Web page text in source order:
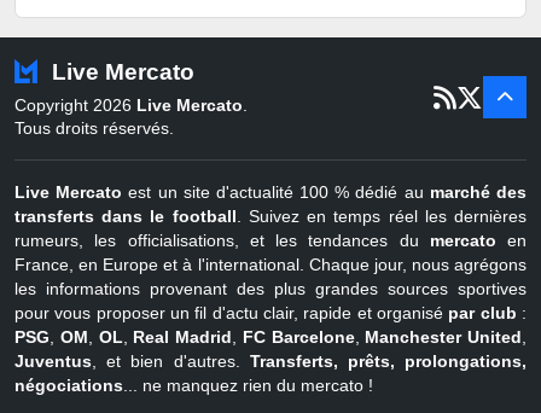
Pays-Bas
22 juin - 2 sept
Belgique
juil - 31
Live Mercato
Copyright 2026 Live Mercato
Tous droits réservés.
Live Mercato est un site d'actualité 100 % dédié au marché des
transferts dans le football . Suivez en temps réel les dernières
rumeurs, les officialisations, et les tendances du mercato en
France, en Europe et à l'international. Chaque jour, nous agrégons
les informations provenant des plus grandes sources sportives
pour vous proposer un fil d'actu clair, rapide et organisé par club :
PSG
OM OL Real Madrid FC Barcelone, Manchester United
Juventus , et bien d'autres. Transferts, prêts, prolongations,
négociations ... ne manquez rien du mercato !